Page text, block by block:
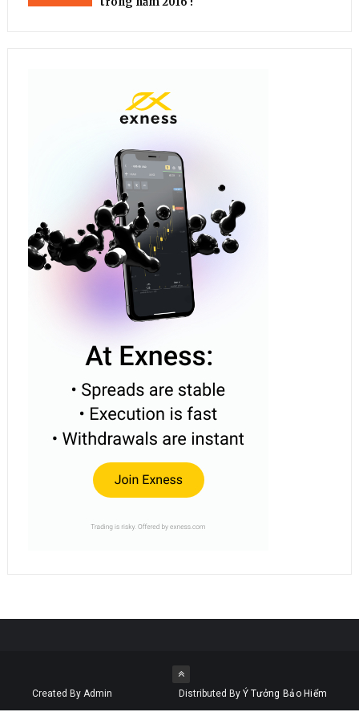
Created By Admin Distributed By Ý Tưởng Bảo Hiểm